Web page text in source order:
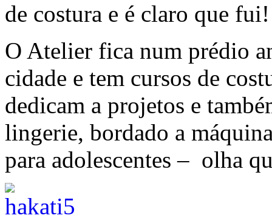
de costura e é claro que fui!
O Atelier fica num prédio
cidade e tem cursos de
dedicam a projetos e
lingerie, bordado a
para adolescentes – olha